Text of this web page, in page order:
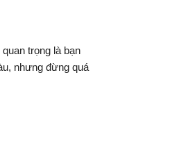
trọng là bạn
nhưng đừng quá